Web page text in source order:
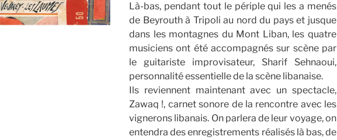
Là-bas, pendant tout le périple qui les a menés
de Beyrouth à Tripoli au nord du pays et jusque
dans les montagnes du Mont Liban, les quatre
musiciens ont été accompagnés sur scène par
le guitariste improvisateur, Sharif Sehnaoui,
personnalité essentielle de la scène libanaise.
Ils reviennent maintenant avec un spectacle,
Zawaq !, carnet sonore de la rencontre avec les
vignerons libanais. On parlera de leur voyage, on
entendra des enregistrements réalisés là bas, de